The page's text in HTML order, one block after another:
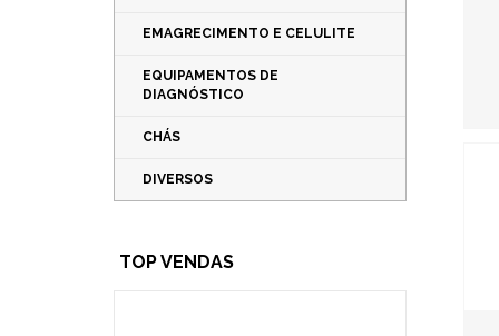
EMAGRECIMENTO E CELULITE
EQUIPAMENTOS DE
DIAGNÓSTICO
CHÁS
DIVERSOS
TOP VENDAS